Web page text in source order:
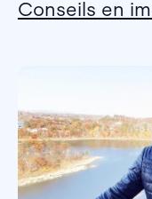
Conseils en